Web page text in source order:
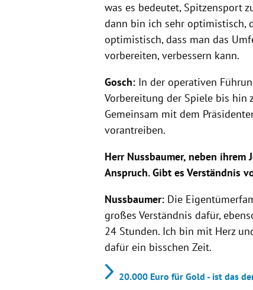
was es bedeutet, Spitzensport
dann bin ich sehr optimistisch,
optimistisch, dass man das
vorbereiten, verbessern kann.
Gosch:In der operativen
Vorbereitung der Spiele bis hin
Gemeinsam mit dem
vorantreiben.
Herr Nussbaumer, neben ihrem
Anspruch. Gibt es Verständnis
Nussbaumer: Die
großes Verständnis dafür,
24 Stunden. Ich bin mit Herz
dafür ein bisschen Zeit.
20.000 Euro für Gold - ist das